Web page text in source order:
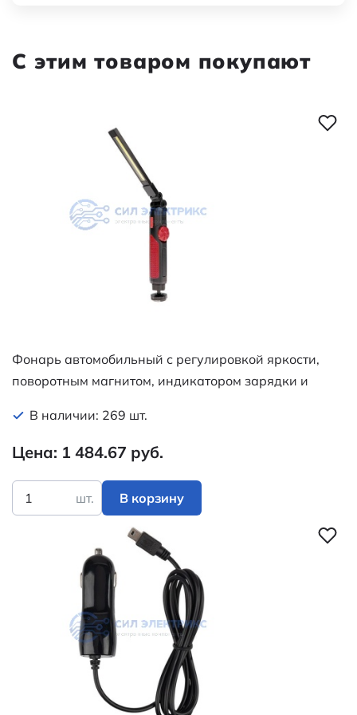
С этим товаром покупают
Фонарь автомобильный с регулировкой яркости,
поворотным магнитом, индикатором зарядки и
комплекте REXANT
В наличии: 269 шт.
Цена: 1 484.67 руб.
шт. В корзину